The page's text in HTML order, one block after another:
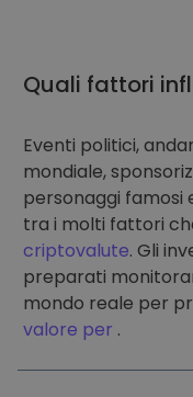
Quali fattori
Eventi politici,
mondiale,
personaggi famosi
tra i molti fattori
criptovalute. Gli
preparati
mondo reale per
valore per .